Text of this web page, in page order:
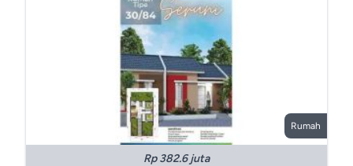
Rumah
Rp 382.6 juta